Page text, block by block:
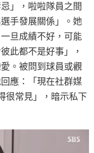
」，啦啦隊員之間
手發展關係」。她
旦成績不好，可能
此都不是好事」，
。被問到球員或觀
應：「現在社群媒
很常見」，暗示私下